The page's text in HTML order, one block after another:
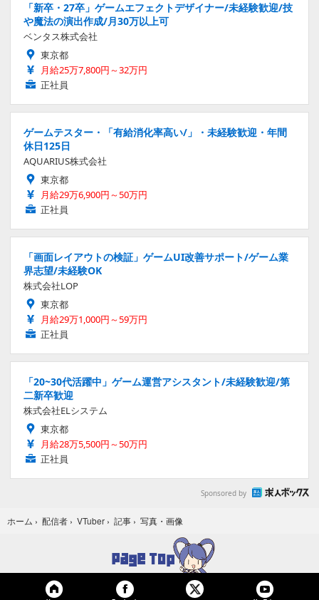
「新卒・27卒」ゲームエフェクトデザイナー/未経験歓迎/技
や魔法の演出作成/月30万以上可
ベンタス株式会社
東京都
月給25万7,800円～32万円
正社員
ゲームテスター・「有給消化率高い/」・未経験歓迎・年間
休日125日
AQUARIUS株式会社
東京都
月給29万6,900円～50万円
正社員
「画面レイアウトの検証」ゲームUI改善サポート/ゲーム業
界志望/未経験OK
株式会社LOP
東京都
月給29万1,000円～59万円
正社員
「20~30代活躍中」ゲーム運営アシスタント/未経験歓迎/第
二新卒歓迎
株式会社ELシステム
東京都
月給28万5,500円～50万円
正社員
Sponsored by
ホーム › 配信者 › VTuber › 記事 › 写真・画像